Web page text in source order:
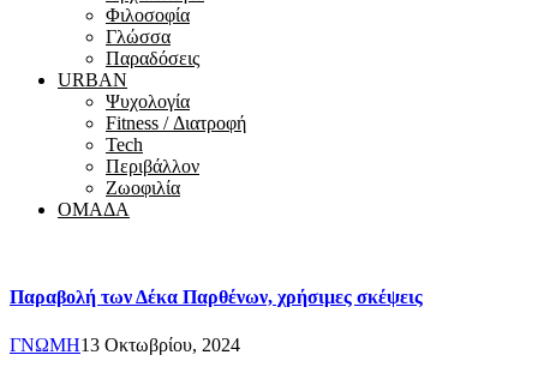
Φιλοσοφία
Γλώσσα
Παραδόσεις
URBAN
Ψυχολογία
Fitness / Διατροφή
Tech
Περιβάλλον
Ζωοφιλία
ΟΜΑΔΑ
Παραβολή των Δέκα Παρθένων, χρήσιμες σκέψεις
ΓΝΩΜΗ13 Οκτωβρίου, 2024